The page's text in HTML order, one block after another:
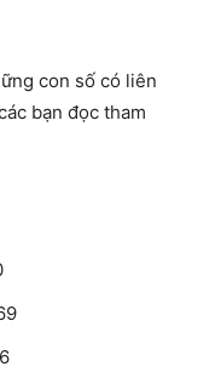
con số có liên
bạn đọc tham